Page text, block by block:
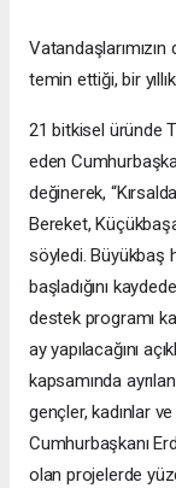
temin ettiği, bir
21 bitkisel üründe
eden
değinerek,
Bereket,
söyledi. Büyükbaş
başladığını
destek programı
ay yapılacağını
kapsamında
gençler, kadınlar
Cumhurbaşkanı
olan projelerde